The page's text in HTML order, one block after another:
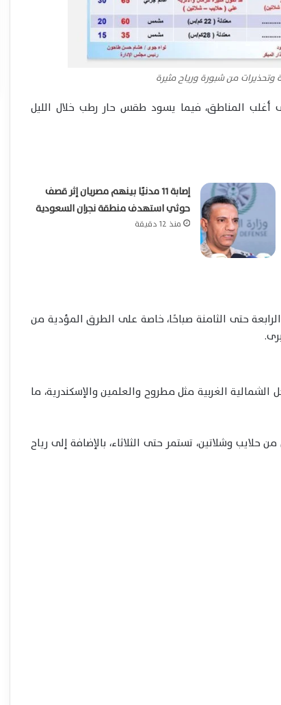
وتحذيرات من شبورة ورياح مثيرة
أغلب المناطق، فيما يسود طقس حار رطب خلال الليل
إصابة 11 مدنيًا بينهم مصريان إثر قصف
حوثي استهدف منطقة نجران السعودية
منذ 12 دقيقة
حتى الثامنة صباحًا، خاصة على الطرق المؤدية من
الغربية مثل مطروح والعلمين والإسكندرية، ما
وشلاتين، تستمر حتى الثلاثاء، بالإضافة إلى رياح